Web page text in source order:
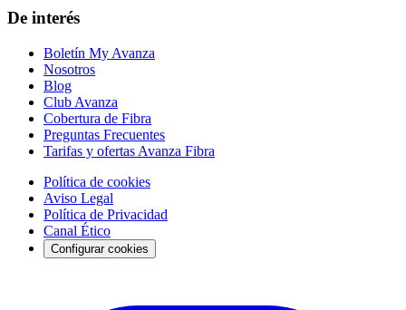
De interés
Boletín My Avanza
Nosotros
Blog
Club Avanza
Cobertura de Fibra
Preguntas Frecuentes
Tarifas y ofertas Avanza Fibra
Política de cookies
Aviso Legal
Política de Privacidad
Canal Ético
Configurar cookies